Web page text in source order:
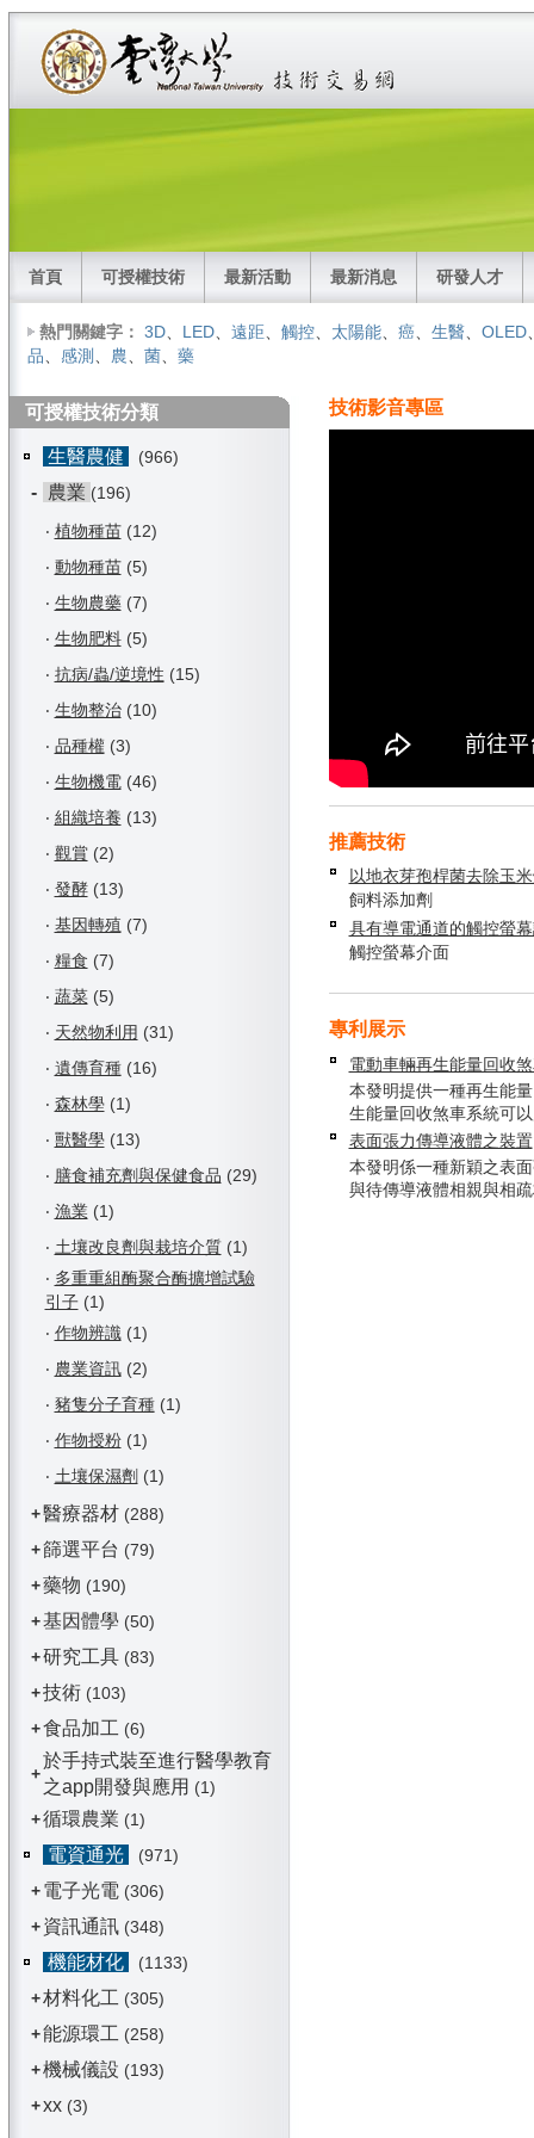
首頁 可授權技術 最新活動 最新消息 研發人才
熱門關鍵字： 3D、 LED、 遠距、 觸控、 太陽能、 癌、 生醫、 OLED
品、 感測 、 農、 菌、 藥
可授權技術分類
生醫農健 (966)
- 農業 (196)
‧ 植物種苗(12)
‧ 動物種苗(5)
‧ 生物農藥(7)
‧ 生物肥料(5)
‧ 抗病/蟲/逆境性 (15)
‧ 生物整治(10)
‧ 品種權(3)
‧ 生物機電(46)
‧ 組織培養 (13)
‧ 觀賞(2)
‧ 發酵(13)
‧ 基因轉殖 (7)
‧ 糧食 (7)
‧ 蔬菜(5)
‧ 天然物利用 (31)
‧ 遺傳育種(16)
‧ 森林學(1)
‧ 獸醫學(13)
‧ 膳食補充劑與保健食品 (29)
‧ 漁業(1)
‧ 土壤改良劑與栽培介質(1)
‧ 多重重組酶聚合酶擴增試驗
引子(1)
‧ 作物辨識(1)
‧ 農業資訊(2)
‧ 豬隻分子育種(1)
‧ 作物授粉(1)
‧ 土壤保濕劑 (1)
+醫療器材 (288)
+篩選平台 (79)
+藥物 (190)
+基因體學 (50)
+研究工具(83)
+技術(103)
+食品加工 (6)
+
於手持式裝至進行醫學教育
之app開發與應用 (1)
+循環農業 (1)
電資通光
(971)
+ 電子光電 (306)
+ 資訊通訊(348)
機能材化
(1133)
+材料化工 (305)
+能源環工 (258)
+機械儀設 (193)
+xx(3)
技術影音專區
推薦技術
以地衣芽孢桿菌去除玉
飼料添加劑
具有導電通道的觸控螢
觸控螢幕介面
專利展示
電動車輛再生能量回收
本發明提供一種再生能
生能量回收煞車系統可
表面張力傳導液體之裝置
本發明係一種新穎之表
與待傳導液體相親與相